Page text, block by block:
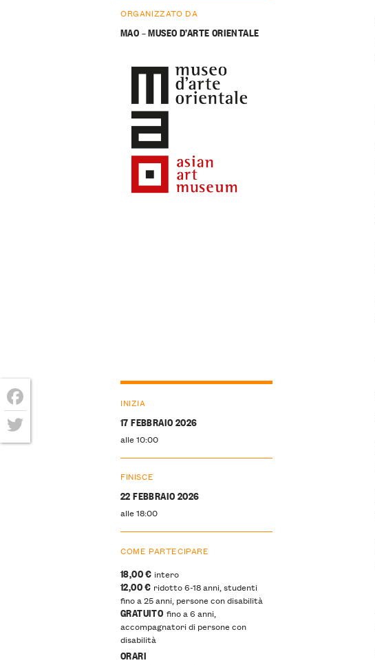
ORGANIZZATO DA
MAO – MUSEO D’ARTE ORIENTALE
INIZIA
17 FEBBRAIO 2026
alle 10:00
FINISCE
22 FEBBRAIO 2026
alle 18:00
COME PARTECIPARE
18,00 € intero
12,00 € ridotto 6-18 anni, studenti
fino a 25 anni, persone con disabilità
GRATUITO fino a 6 anni,
accompagnatori di persone con
disabilità
ORARI
Facebook
Twitter